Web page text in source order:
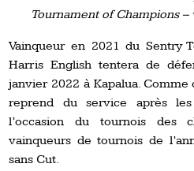
Tournament of Champions –
Vainqueur en 2021 du Sentry
Harris English tentera de
janvier 2022 à Kapalua. Comme
reprend du service après
l’occasion du tournois des
vainqueurs de tournois de
sans Cut.